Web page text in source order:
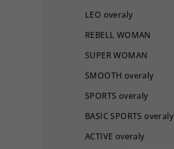
LEO overaly
REBELL WOMAN
SUPER WOMAN
SMOOTH overaly
SPORTS overaly
BASIC SPORTS overaly
ACTIVE overaly